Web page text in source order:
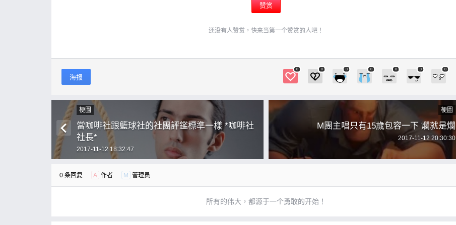
赞赏
还没有人赞赏，快来当第一个赞赏的人吧！
海报
0 0 0 0 0 0 0
梗圖
當咖啡社跟籃球社的社團評鑑標準一樣 *咖啡社
社長*
2017-11-12 18:32:47
梗圖
M團主唱只有15歲包容一下 爛就是爛
2017-11-12 20:30:30
0 条回复 A 作者 M 管理员
所有的伟大，都源于一个勇敢的开始！